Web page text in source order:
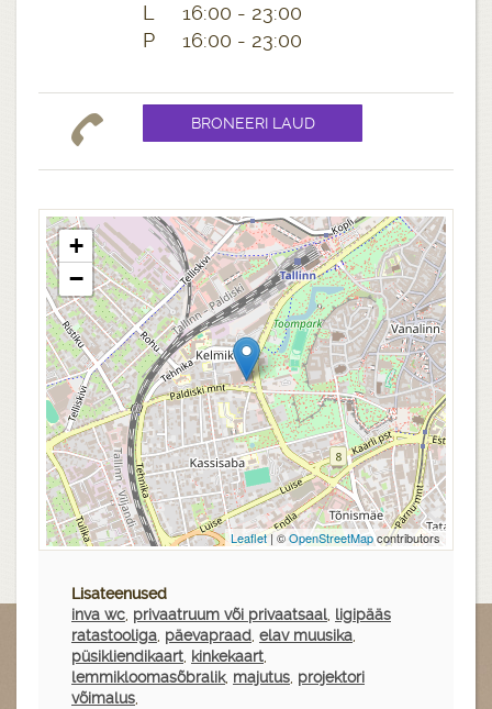
L 16:00 - 23:00
P 16:00 - 23:00
+
−
Leaflet| ©OpenStreetMapcontributors
Lisateenused
inva wc, privaatruum või privaatsaal, ligipääs
ratastooliga, päevapraad, elav muusika,
püsikliendikaart, kinkekaart,
lemmikloomasõbralik, majutus, projektori
võimalus,